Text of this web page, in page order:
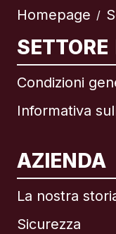
Homepage /
SETTORE
Condizioni
Informativa
AZIENDA
La nostra
Sicurezza